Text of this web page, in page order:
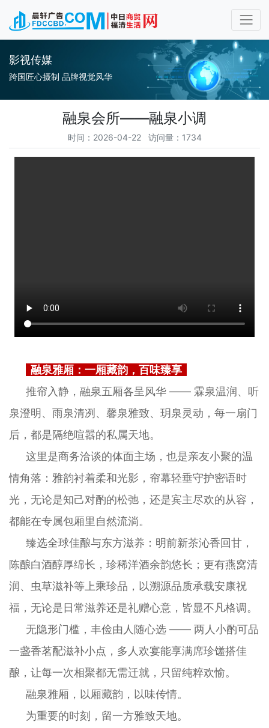
影视传媒
跨国匠心摄制 品牌视觉风华
融泉会所——融泉小调
时间：2026-04-22 访问量：1734
融泉雅厢：一厢藏韵，百味臻享
推帘入静，融泉五厢各呈风华 —— 霖泉温润、听
泉澄明、雨泉清冽、馨泉雅致、玥泉灵动，每一扇门
后，都是隔绝喧嚣的私属天地。
这里是商务洽谈的体面主场，也是亲友小聚的温
情角落：雅韵衬着柔和光影，帘幕轻垂守护密语时
光，无论是知己对酌的松弛，还是宾主尽欢的从容，
都能在专属包厢里自然流淌。
臻选全球佳酿与东方滋养：明前新茶沁香回甘，
陈酿白酒醇厚绵长，珍稀洋酒余韵悠长；更有燕窝清
润、虫草滋补等上乘珍品，以溯源品质承载安康祝
福，无论是日常滋养还是礼赠心意，皆显不凡格调。
无隐形门槛，丰俭由人随心选 —— 两人小酌可品
一盏香茗配滋补小点，多人欢宴能享满席珍馐搭佳
酿，让每一次相聚都无需迁就，只留纯粹欢愉。
融泉雅厢，以厢藏韵，以味传情。
为重要的时刻，留一方雅致天地。